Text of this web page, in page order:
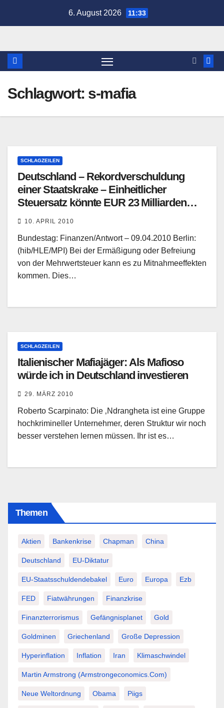
6. August 2026 11:33
Schlagwort: s-mafia
SCHLAGZEILEN
Deutschland – Rekordverschuldung
einer Staatskrake – Einheitlicher
Steuersatz könnte EUR 23 Milliarden
bescheren
10. APRIL 2010
Bundestag: Finanzen/Antwort – 09.04.2010 Berlin:
(hib/HLE/MPI) Bei der Ermäßigung oder Befreiung
von der Mehrwertsteuer kann es zu Mitnahmeeffekten
kommen. Dies…
SCHLAGZEILEN
Italienischer Mafiajäger: Als Mafioso
würde ich in Deutschland investieren
29. MÄRZ 2010
Roberto Scarpinato: Die ‚Ndrangheta ist eine Gruppe
hochkrimineller Unternehmer, deren Struktur wir noch
besser verstehen lernen müssen. Ihr ist es…
Themen
Aktien Bankenkrise Chapman China
Deutschland EU-Diktatur
EU-Staatsschuldendebakel Euro Europa Ezb
FED Fiatwährungen Finanzkrise
Finanzterrorismus Gefängnisplanet Gold
Goldminen Griechenland Große Depression
Hyperinflation Inflation Iran Klimaschwindel
Martin Armstrong (Armstrongeconomics.com)
Neue Weltordnung Obama Piigs